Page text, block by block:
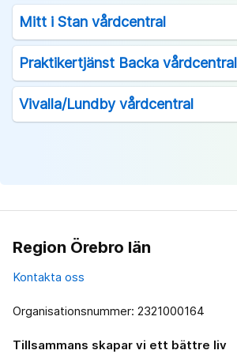
Mitt i Stan vårdcentral
Praktikertjänst Backa vårdcentral
Vivalla/Lundby vårdcentral
Region Örebro län
Kontakta oss
Organisationsnummer: 2321000164
Tillsammans skapar vi ett bättre liv